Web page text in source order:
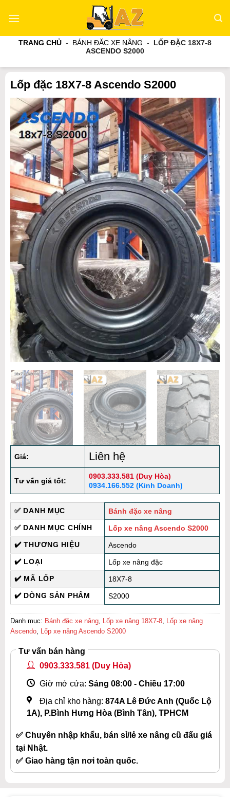
qua
TRANG CHỦ - BÁNH ĐẶC XE NÂNG -
LỐP ĐẶC 18X7-8
ASCENDO S2000
Lốp đặc 18X7-8 Ascendo S2000
Giá: Liên hệ
Tư vấn giá tốt:
0903.333.581 (Duy Hòa)
0934.166.552 (Kinh Doanh)
✅ DANH MỤC
Bánh đặc xe nâng
✅ DANH MỤC CHÍNH
Lốp xe nâng Ascendo S2000
✔️ THƯƠNG HIỆU
Ascendo
✔️ LOẠI
Lốp xe nâng đặc
✔️ MÃ LỐP
18X7-8
✔️ DÒNG SẢN PHẨM
S2000
Danh mục: Bánh đặc xe nâng, Lốp xe nâng 18X7-8,
Lốp xe nâng
Ascendo, Lốp xe nâng Ascendo S2000
Tư vấn bán hàng
0903.333.581 (Duy Hòa)
Giờ mở cửa: Sáng 08:00 - Chiều 17:00
Địa chỉ kho hàng: 874A Lê Đức Anh (Quốc Lộ
1A), P.Bình Hưng Hòa (Bình Tân), TPHCM
✅ Chuyên nhập khẩu, bán sỉ/lẻ xe nâng cũ đấu giá
tại Nhật.
✅ Giao hàng tận nơi toàn quốc.